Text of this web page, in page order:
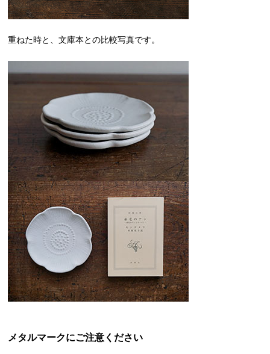
重ねた時と、文庫本との比較写真です。
メタルマークにご注意ください